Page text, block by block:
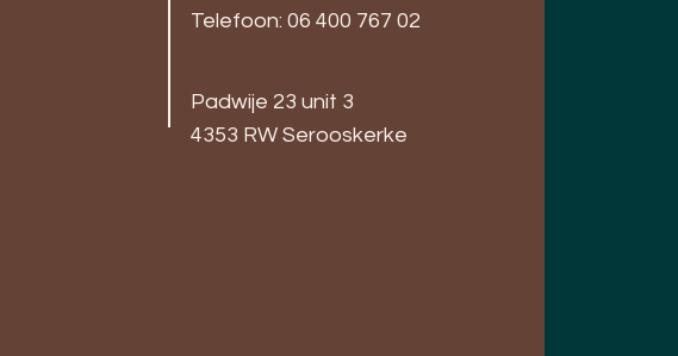
Telefoon: 06 400 767 02
Padwije 23 unit 3
4353 RW Serooskerke